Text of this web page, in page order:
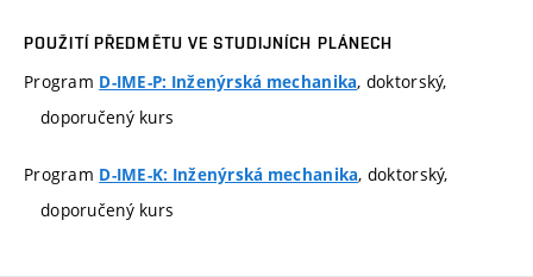
POUŽITÍ PŘEDMĚTU VE STUDIJNÍCH PLÁNECH
Program D-IME-P: Inženýrská mechanika, doktorský,
doporučený kurs
Program D-IME-K: Inženýrská mechanika, doktorský,
doporučený kurs